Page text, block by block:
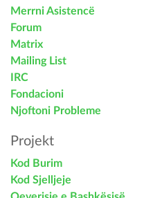
Merrni Asistencë
Forum
Matrix
Mailing List
IRC
Fondacioni
Njoftoni Probleme
Projekt
Kod Burim
Kod Sjelljeje